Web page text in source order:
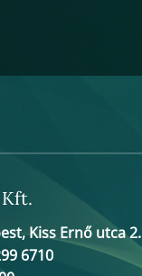
Kiss Ernő utca 2.
6710